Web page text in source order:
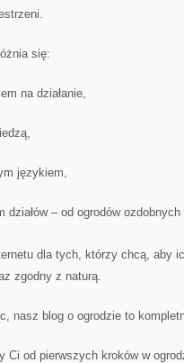
się:
na działanie,
językiem,
działów – od ogrodów
dla tych, którzy chcą, aby
zgodny z naturą.
nasz blog o ogrodzie to
Ci od pierwszych kroków w